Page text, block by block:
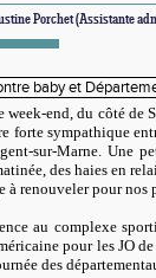
Porchet (Assistante
week-end, du côté de
forte sympathique
sur-Marne. Une
des haies en
à renouveler pour nos
au complexe
pour les JO
des